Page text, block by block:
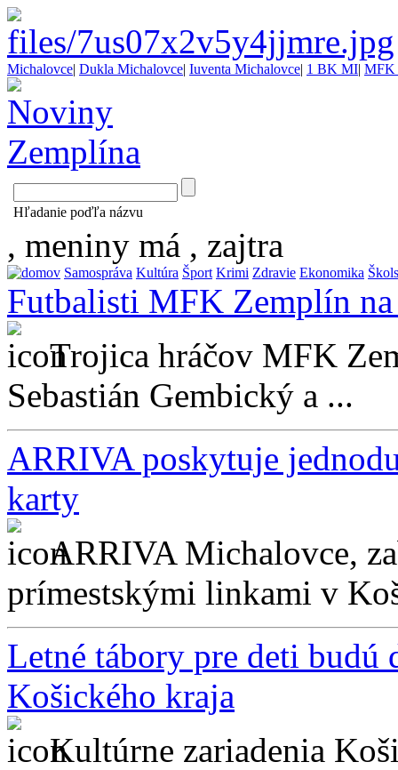
Michalovce| Dukla Michalovce| Iuventa Michalovce| 1 BK MI| MFK
Hľadanie poďľa názvu
, meniny má , zajtra
Samospráva Kultúra Šport Krimi Zdravie Ekonomika
Futbalisti MFK Zemplín
Trojica hráčov MFK
Sebastián Gembický a ...
ARRIVA poskytuje
karty
ARRIVA Michalovce,
prímestskými linkami v
Letné tábory pre deti budú
Košického kraja
Kultúrne zariadenia